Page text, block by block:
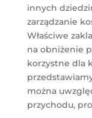
innych
zarządzanie
Właściwe
na obniżenie
korzystne dla
można
przychodu,